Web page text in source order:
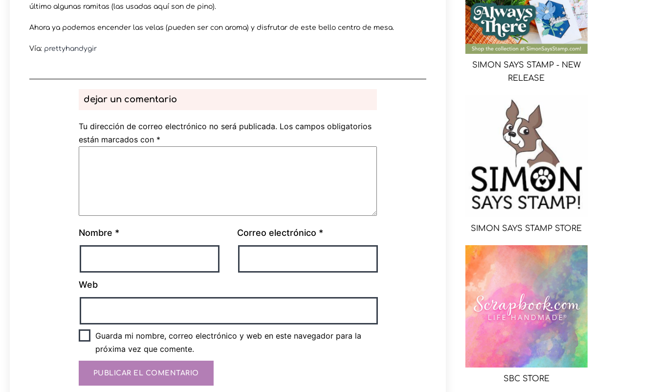
último algunas ramitas (las usadas aquí son de pino).
Ahora ya podemos encender las velas (pueden ser con aroma) y disfrutar de este bello centro de mesa.
Vía: prettyhandygir
dejar un comentario
Tu dirección de correo electrónico no será publicada. Los campos obligatorios
están marcados con *
Nombre * Correo electrónico *
Web
Guarda mi nombre, correo electrónico y web en este navegador para la
próxima vez que comente.
SIMON SAYS STAMP - NEW
RELEASE
SIMON SAYS STAMP STORE
SBC STORE